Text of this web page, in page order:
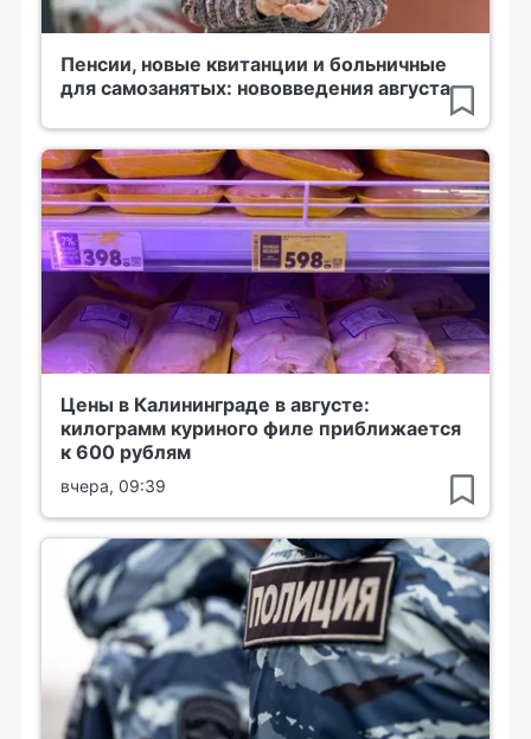
Пенсии, новые квитанции и больничные
для самозанятых: нововведения августа
Цены в Калининграде в августе:
килограмм куриного филе приближается
к 600 рублям
вчера, 09:39